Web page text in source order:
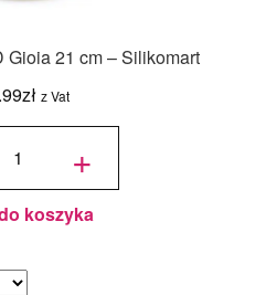
Gioia 21 cm – Silikomart
zł z Vat
+
koszyka